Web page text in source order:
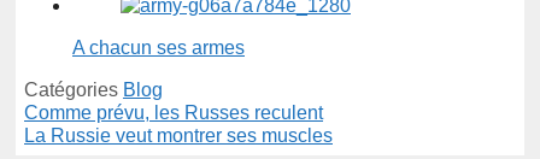
A chacun ses armes
Catégories Blog
Comme prévu, les Russes reculent
La Russie veut montrer ses muscles